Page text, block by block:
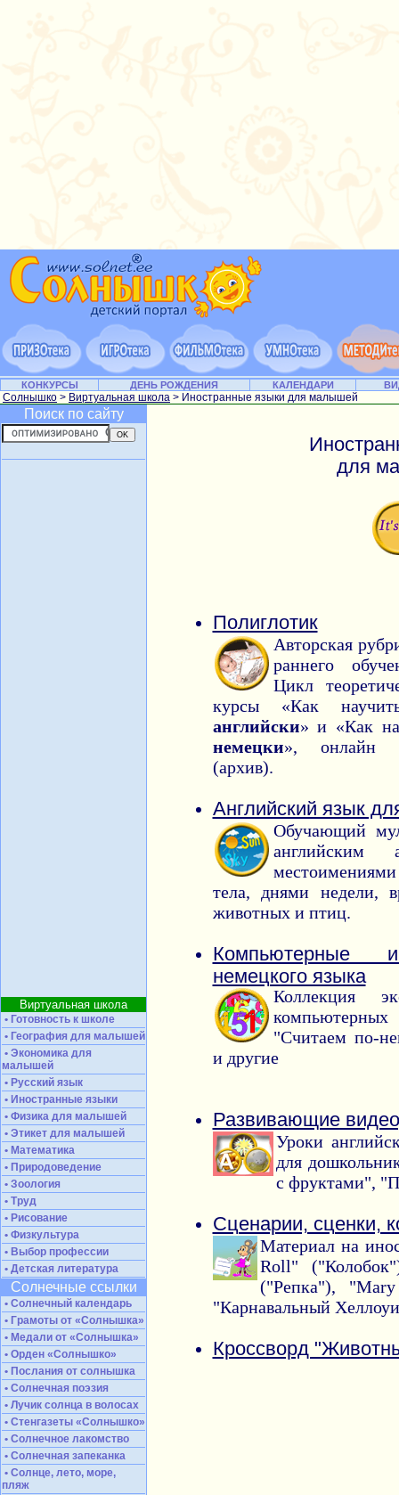
КОНКУРСЫ ДЕНЬ РОЖДЕНИЯ КАЛЕНДАРИ
Солнышко > Виртуальная школа > Иностранные языки для малышей
Поиск по сайту
Виртуальная школа
• Готовность к школе
• География для малышей
• Экономика для
малышей
• Русский язык
• Иностранные языки
• Физика для малышей
• Этикет для малышей
• Математика
• Природоведение
• Зоология
• Труд
• Рисование
• Физкультура
• Выбор профессии
• Детская литература
Солнечные ссылки
• Солнечный календарь
• Грамоты от «Солнышка»
• Медали от «Солнышка»
• Орден «Солнышко»
• Послания от солнышка
• Солнечная поэзия
• Лучик солнца в волосах
• Стенгазеты «Солнышко»
• Солнечное лакомство
• Солнечная запеканка
• Солнце, лето, море,
пляж
для
Полиглотик
Авторская
раннего
Цикл
курсы «Как
английски» и «Как
немецки», онлайн
(архив).
Английский язык
Обучающий
местоимениями
тела, днями недели,
животных и птиц.
Компьютерные
немецкого языка
Коллекция
"Считаем по-
и другие
Развивающие
Уроки
для
с фруктами",
Сценарии, сценки,
Материал на
Roll"
("Репка"),
"Карнавальный
Кроссворд